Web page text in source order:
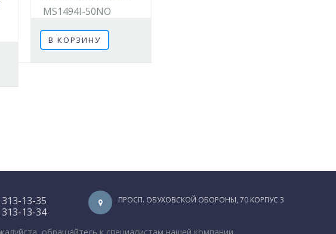
MS1494I-50NO
В КОРЗИНУ
13-35
13-34
ПРОСП. ОБУХОВСКОЙ ОБОРОНЫ, 70 КОРПУС 3